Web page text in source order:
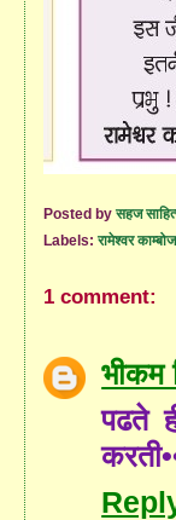
Posted byसहज
Labels:रामेश्वर
1 comment:
भीकम
पढते